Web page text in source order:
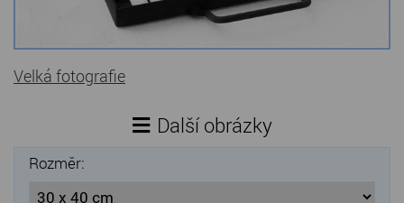
Kamenné stoly, konferenční stolky
Dárkové předměty z přírodního kamene
Gabiony, gabionový kámen
Velká fotografie
Další obrázky
Rozměr: